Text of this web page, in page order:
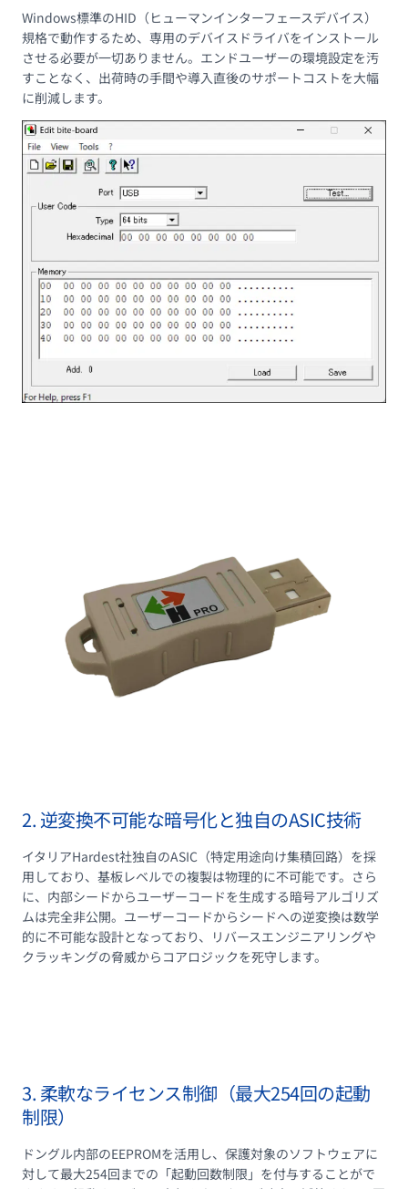
Windows標準のHID（ヒューマンインターフェースデバイス）
規格で動作するため、専用のデバイスドライバをインストール
させる必要が一切ありません。エンドユーザーの環境設定を汚
すことなく、出荷時の手間や導入直後のサポートコストを大幅
に削減します。
2. 逆変換不可能な暗号化と独自のASIC技術
イタリアHardest社独自のASIC（特定用途向け集積回路）を採
用しており、基板レベルでの複製は物理的に不可能です。さら
に、内部シードからユーザーコードを生成する暗号アルゴリズ
ムは完全非公開。ユーザーコードからシードへの逆変換は数学
的に不可能な設計となっており、リバースエンジニアリングや
クラッキングの脅威からコアロジックを死守します。
3. 柔軟なライセンス制御（最大254回の起動
制限）
ドングル内部のEEPROMを活用し、保護対象のソフトウェアに
対して最大254回までの「起動回数制限」を付与することがで